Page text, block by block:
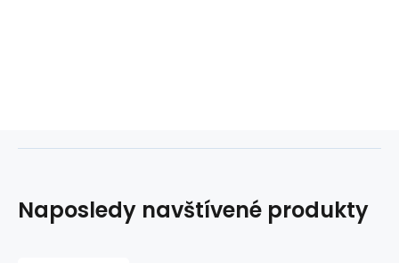
Naposledy navštívené produkty